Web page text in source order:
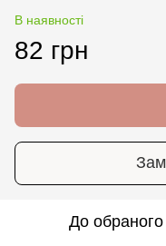
В наявності
82 грн
До обраного